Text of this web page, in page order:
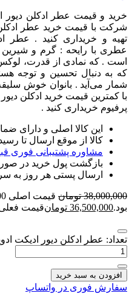
خرید و قیمت عطر ادکلن دیور
شرکت با قیمت خرید عطر ادکلن
تهیه و خریداری کنید . عطر
عطری با رایحه : گرم و
است . که نمادی از قدرت،
که به دنبال تحسین و توجه
شمار می‌آید . بانوان خوش
با کمترین قیمت خرید ادکلن
پرفیوم خریداری کنید .
این کالا اصلی و دارای
کالا از موقع ارسال تا
مشاوره پشتیبانی فوری
بازگشت پول خرید در
ارسال پستی هر روز به
38,000,000 تومان
بود.36,500,000 تومانقیمت فعلی 36,500,000 تومان
تعداد: عطر ادکلن دیور ادیکت
افزودن به سبد خرید
سفارش فوری در واتساپ